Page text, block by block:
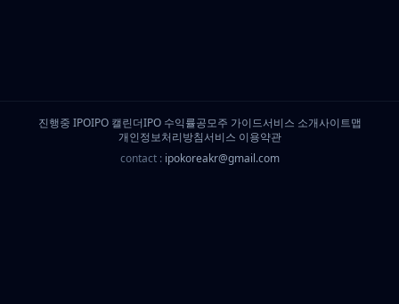
진행중 IPOIPO 캘린더IPO 수익률공모주 가이드서비스 소개사이트맵
개인정보처리방침서비스 이용약관
contact : ipokoreakr@gmail.com